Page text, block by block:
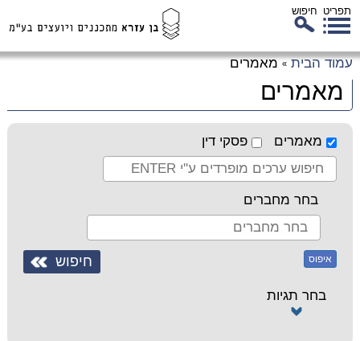
תפריט חיפוש
עמוד הבית » מאמרים
מאמרים
מאמרים פסקי דין
בחר מחברים
איפוס
בחר תגיות